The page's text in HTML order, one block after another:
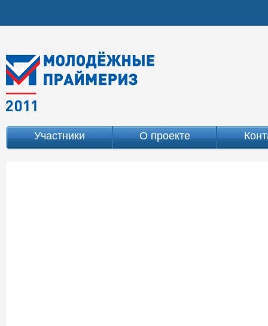
Участники О проекте